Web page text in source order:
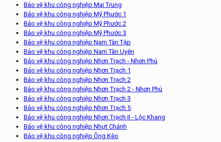
Bảo vệ khu công nghiệp Mai Trung
Bảo vệ khu công nghiệp Mỹ Phước 1
Bảo vệ khu công nghiệp Mỹ Phước 2
Bảo vệ khu công nghiệp Mỹ Phước 3
Bảo vệ khu công nghiệp Nam Tân Tập
Bảo vệ khu công nghiệp Nam Tân Uyên
Bảo vệ khu công nghiệp Nhơn Trạch - Nhơn Phú
Bảo vệ khu công nghiệp Nhơn Trạch 1
Bảo vệ khu công nghiệp Nhơn Trạch 2
Bảo vệ khu công nghiệp Nhơn Trạch 2 - Nhơn Phú
Bảo vệ khu công nghiệp Nhơn Trạch 3
Bảo vệ khu công nghiệp Nhơn Trạch 5
Bảo vệ khu công nghiệp Nhơn Trạch II - Lộc Khang
Bảo vệ khu công nghiệp Nhựt Chánh
Bảo vệ khu công nghiệp Ông Kèo